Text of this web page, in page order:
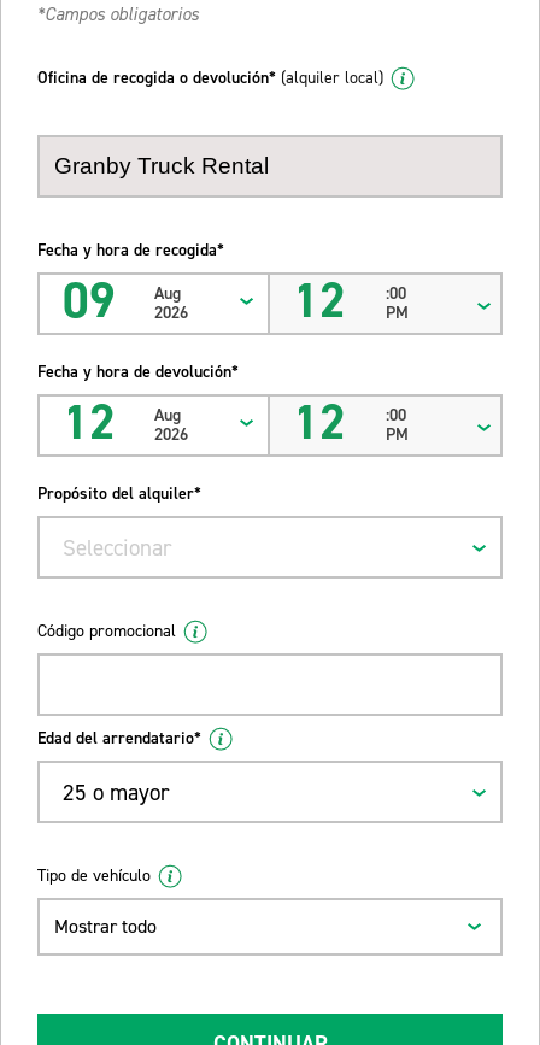
*Campos obligatorios
Oficina de recogida o devolución* (alquiler local)
Fecha y hora de recogida*
09
Aug
2026
12
:00
PM
Fecha y hora de devolución*
12
Aug
2026
12
:00
PM
Propósito del alquiler*
Seleccionar
Código promocional
Edad del arrendatario*
25 o mayor
Tipo de vehículo
Mostrar todo